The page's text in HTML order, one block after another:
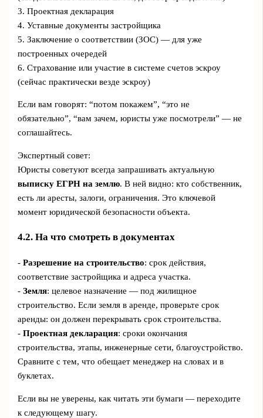
3. Проектная декларация
4. Уставные документы застройщика
5. Заключение о соответствии (ЗОС) — для уже
построенных очередей
6. Страхование или участие в системе счетов эскроу
(сейчас практически везде эскроу)
Если вам говорят: “потом покажем”, “это не
обязательно”, “вам зачем, юристы уже посмотрели” — не
соглашайтесь.
Экспертный совет:
Юристы советуют всегда запрашивать актуальную
выписку ЕГРН на землю. В ней видно: кто собственник,
есть ли аресты, залоги, ограничения. Это ключевой
момент юридической безопасности объекта.
4.2. На что смотреть в документах
-Разрешение на строительство: срок действия,
соответствие застройщика и адреса участка.
-Земля: целевое назначение — под жилищное
строительство. Если земля в аренде, проверьте срок
аренды: он должен перекрывать срок строительства.
-Проектная декларация: сроки окончания
строительства, этапы, инженерные сети, благоустройство.
Сравните с тем, что обещает менеджер на словах и в
буклетах.
Если вы не уверены, как читать эти бумаги — переходите
к следующему шагу.